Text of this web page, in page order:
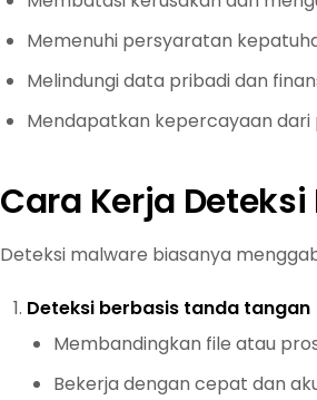
Memenuhi persyaratan
Melindungi data pribadi dan
Mendapatkan kepercayaan dari
Cara Kerja
Deteksi malware biasanya
Deteksi berbasis tanda tangan
Membandingkan file atau
Bekerja dengan cepat dan